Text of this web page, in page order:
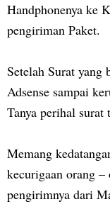
Handphonenya ke
pengiriman Paket.
Setelah Surat yang
Adsense sampai
Tanya perihal surat
Memang
kecurigaan orang
pengirimnya dari